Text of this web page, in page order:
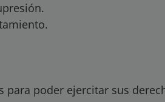
poder ejercitar sus